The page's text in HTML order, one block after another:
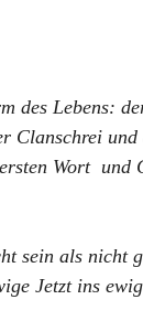
des Lebens:
Clanschrei und
Wort  und
sein als nicht
Jetzt ins